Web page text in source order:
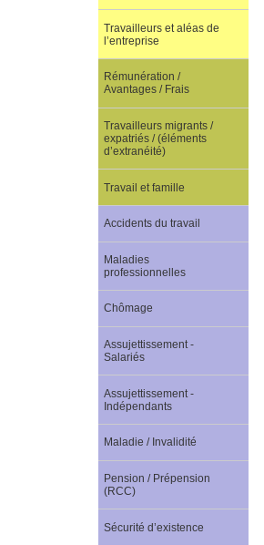
Travailleurs et aléas de
l’entreprise
Rémunération /
Avantages / Frais
Travailleurs migrants /
expatriés / (éléments
d’extranéité)
Travail et famille
Accidents du travail
Maladies
professionnelles
Chômage
Assujettissement -
Salariés
Assujettissement -
Indépendants
Maladie / Invalidité
Pension / Prépension
(RCC)
Sécurité d’existence